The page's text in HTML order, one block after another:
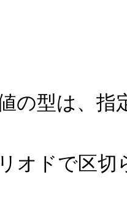
の型は、
オドで区